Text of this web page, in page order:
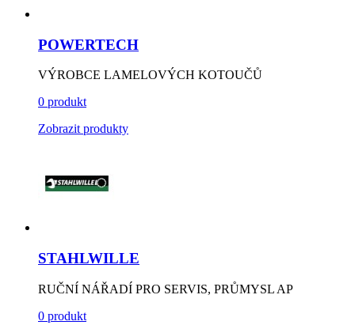
POWERTECH
VÝROBCE LAMELOVÝCH KOTOUČŮ
0 produkt
Zobrazit produkty
STAHLWILLE
RUČNÍ NÁŘADÍ PRO SERVIS, PRŮMYSL AP
0 produkt